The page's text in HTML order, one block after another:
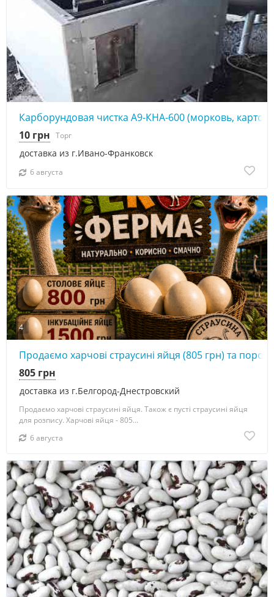
5
Карборундовая чистка А9-КНА-600 (морковь,
доставка из г.Ивано-Франковск
10 грн Торг
6 августа
4
Продаємо харчові страусині яйця (805 грн) та
доставка из г.Белгород-Днестровский
805 грн
Продаємо харчові страусині яйця. Також є пусті страусині яйця
для розпису. Харчові яйця - 805...
6 августа